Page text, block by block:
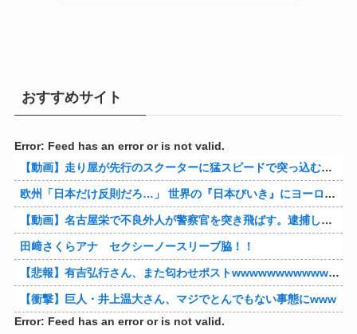
おすすめサイト
Error: Feed has an error or is not valid.
【動画】走り屋が先行のスクーターに猛スピードで突っ込む事故。
欧州「日本だけ反則だろ…」 世界の『日本びいき』にヨーロッパ全土から不満の声
【動画】名古屋栄で不良外人が警察官を突き飛ばす。逮捕しろやｗｗｗ
田﨑さくらアナ セクシーノースリーブ脇！！
【悲報】有吉弘行さん、また匂わせポストwwwwwwwwwwwwwwww
【衝撃】巨人・井上温大さん、マジでとんでもない事態にwww
Error: Feed has an error or is not valid.